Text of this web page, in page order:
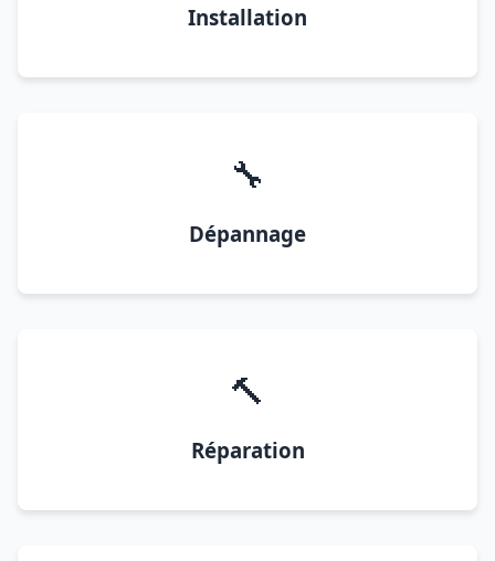
Installation
🔧
Dépannage
🔨
Réparation